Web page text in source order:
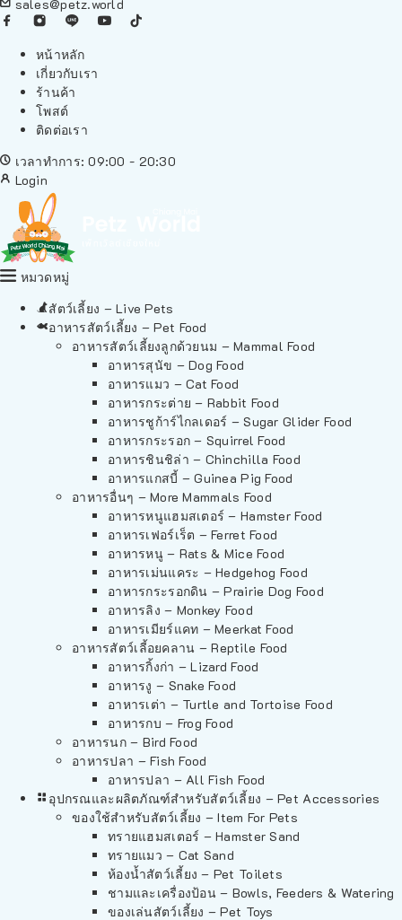
sales@petz.world
หน้าหลัก
เกี่ยวกับเรา
ร้านค้า
โพสต์
ติดต่อเรา
เวลาทำการ: 09:00 - 20:30
Login
หมวดหมู่
สัตว์เลี้ยง – Live Pets
อาหารสัตว์เลี้ยง – Pet Food
อาหารสัตว์เลี้ยงลูกด้วยนม – Mammal Food
อาหารสุนัข – Dog Food
อาหารแมว – Cat Food
อาหารกระต่าย – Rabbit Food
อาหารชูก้าร์ไกลเดอร์ – Sugar Glider Food
อาหารกระรอก – Squirrel Food
อาหารชินชิล่า – Chinchilla Food
อาหารแกสบี้ – Guinea Pig Food
อาหารอื่นๆ – More Mammals Food
อาหารหนูแฮมสเตอร์ – Hamster Food
อาหารเฟอร์เร็ต – Ferret Food
อาหารหนู – Rats & Mice Food
อาหารเม่นแคระ – Hedgehog Food
อาหารกระรอกดิน – Prairie Dog Food
อาหารลิง – Monkey Food
อาหารเมียร์แคท – Meerkat Food
อาหารสัตว์เลี้อยคลาน – Reptile Food
อาหารกิ้งก่า – Lizard Food
อาหารงู – Snake Food
อาหารเต่า – Turtle and Tortoise Food
อาหารกบ – Frog Food
อาหารนก – Bird Food
อาหารปลา – Fish Food
อาหารปลา – All Fish Food
อุปกรณและผลิตภัณฑ์สำหรับสัตว์เลี้ยง – Pet Accessories
ของใช้สำหรับสัตว์เลี้ยง – Item For Pets
ทรายแฮมสเตอร์ – Hamster Sand
ทรายแมว – Cat Sand
ห้องน้ำสัตว์เลี้ยง – Pet Toilets
ชามและเครื่องป้อน – Bowls, Feeders & Watering
ของเล่นสัตว์เลี้ยง – Pet Toys